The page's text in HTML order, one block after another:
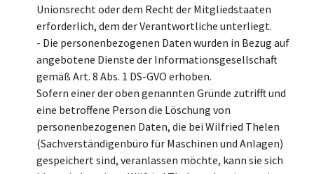
Unionsrecht oder dem Recht der Mitgliedstaaten
erforderlich, dem der Verantwortliche unterliegt.
- Die personenbezogenen Daten wurden in Bezug auf
angebotene Dienste der Informationsgesellschaft
gemäß Art. 8 Abs. 1 DS-GVO erhoben.
Sofern einer der oben genannten Gründe zutrifft und
eine betroffene Person die Löschung von
personenbezogenen Daten, die bei Wilfried Thelen
(Sachverständigenbüro für Maschinen und Anlagen)
gespeichert sind, veranlassen möchte, kann sie sich